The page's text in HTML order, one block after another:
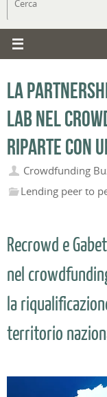
La
Lab nel
riparte con
Crowdfunding
Lending peer to
Recrowd e
nel
la
territorio